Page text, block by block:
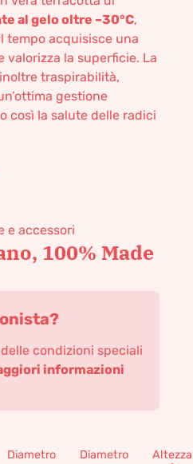
al gelo oltre –30°C,
tempo acquisisce una
valorizza la superficie. La
traspirabilità,
gestione
così la salute delle radici
e accessori
100% Made
condizioni speciali
informazioni
Diametro
Diametro
Altezza